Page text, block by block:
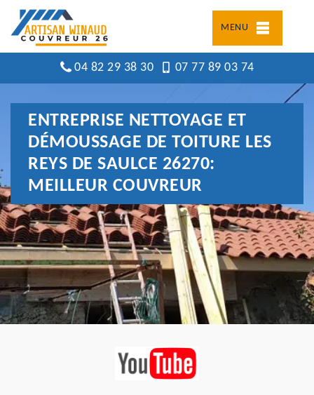
MENU
04 82 29 38 30 07 77 89 03 74
ENTREPRISE NETTOYAGE ET
DÉMOUSSAGE DE TOITURE LES
REYS DE SAULCE 26270:
MEILLEUR COUVREUR